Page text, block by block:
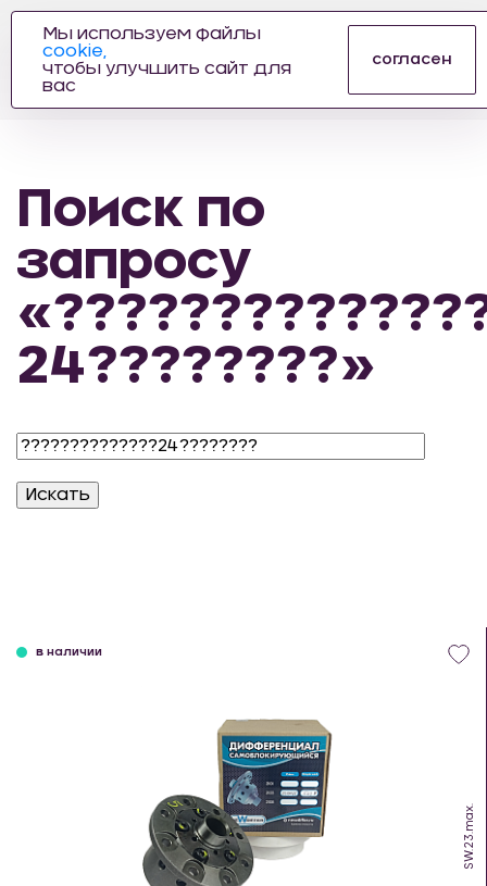
АВТОЗАПЧАСТЕЙ
Поиск по
запросу
24????????»
SW.23.max.
в наличии
Мы используем файлы
cookie,
чтобы улучшить сайт для
вас
согласен